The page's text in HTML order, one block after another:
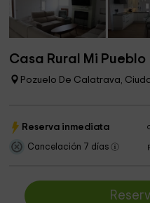
Casa Rural Mi Pueblo
Pozuelo De Calatrava,
Reserva inmediata
Cancelación 7 días